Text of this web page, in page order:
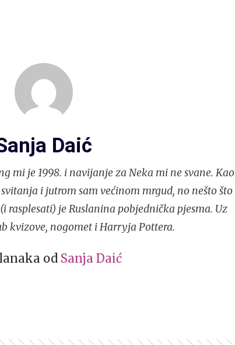
Daić
mi je 1998. i navijanje za Neka mi ne svane. Kao
i jutrom sam većinom mrgud, no nešto što
rasplesati) je Ruslanina pobjednička pjesma. Uz
kvizove, nogomet i Harryja Pottera.
od Sanja Daić